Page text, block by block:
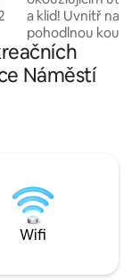
a klid! Uvnitř
pohodlnou
a reproduktor
melodie. Na
najdeš venkovní
veřejná doprava
zdarma!
Náměstí
Wifi